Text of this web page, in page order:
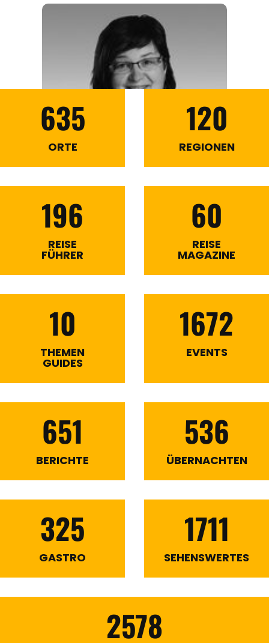
635
ORTE
120
REGIONEN
196
REISE
FÜHRER
60
REISE
MAGAZINE
10
THEMEN
GUIDES
1672
EVENTS
651
BERICHTE
536
ÜBERNACHTEN
325
GASTRO
1711
SEHENSWERTES
2578